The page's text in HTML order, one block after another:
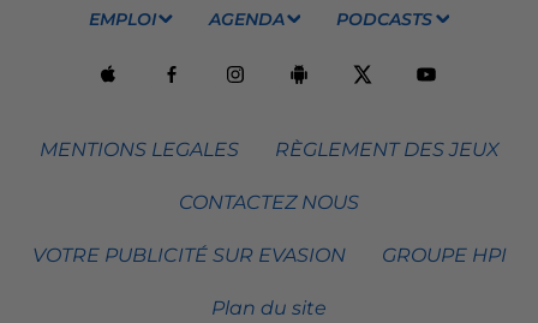
EMPLOI AGENDA PODCASTS
MENTIONS LEGALES RÈGLEMENT DES JEUX
CONTACTEZ NOUS
VOTRE PUBLICITÉ SUR EVASION GROUPE HPI
Plan du site